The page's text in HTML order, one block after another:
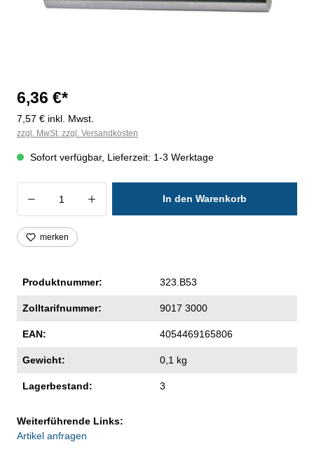
6,36 €*
7,57 € inkl. Mwst.
zzgl. MwSt. zzgl. Versandkosten
Sofort verfügbar, Lieferzeit: 1-3 Werktage
Produkt Anzahl: Gib den gewünschten
In den Warenkorb
merken
Produktnummer: 323.B53
Zolltarifnummer: 9017 3000
EAN: 4054469165806
Gewicht: 0,1 kg
Lagerbestand: 3
Weiterführende Links:
Artikel anfragen